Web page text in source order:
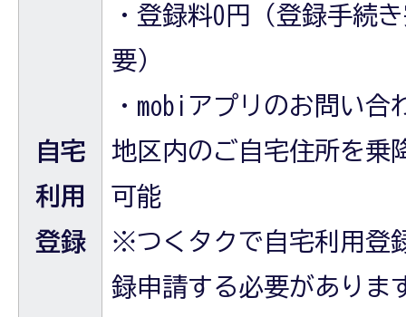
自宅
利用
登録
・登録料0円（登録手続
要）
・mobiアプリのお問い
地区内のご自宅住所を乗
可能
※つくタクで自宅利用登
録申請する必要がありま